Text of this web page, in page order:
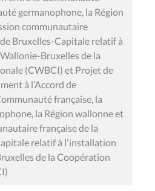
germanophone, la Région
communautaire
Bruxelles-Capitale relatif à
Bruxelles de la
(CWBCI) et Projet de
à l’Accord de
française, la
la Région wallonne et
française de la
relatif à l'installation
de la Coopération